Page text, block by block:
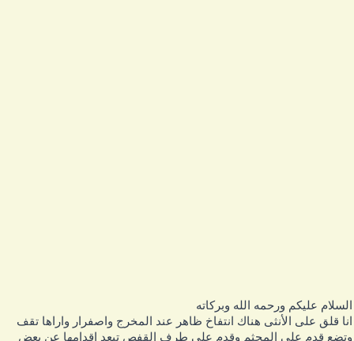
عليكم ورحمه الله وبركاته
قلق على الأنثى هناك انتفاخ ظاهر عند المخرج واصفرار واراها تقف
قدم على المجثم وقدم على طرف القفص تبعد اقدامها عن بعض